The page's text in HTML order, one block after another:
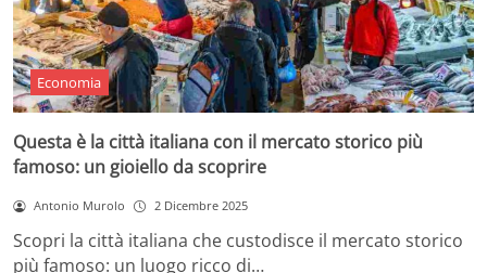
Economia
Questa è la città italiana con il mercato storico più
famoso: un gioiello da scoprire
Antonio Murolo 2 Dicembre 2025
Scopri la città italiana che custodisce il mercato storico
più famoso: un luogo ricco di…